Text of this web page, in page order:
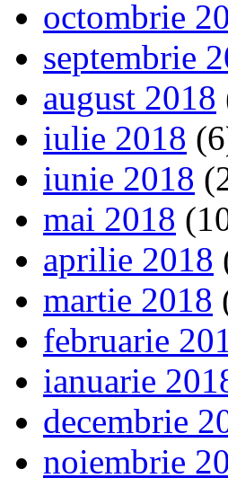
octombrie
septembrie
august 2018
iulie 2018
iunie 2018
mai 2018
aprilie 2018
martie 2018
februarie
ianuarie
decembrie
noiembrie